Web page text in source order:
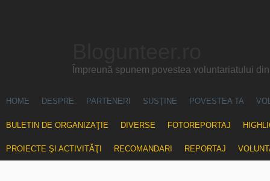
Împreună spunem povestea voluntariatului
HOME DESPRE PARTENERI SUSŢINE POVESTEA TA
BULETIN DE ORGANIZAŢIE DIVERSE FOTOREPORTAJ
PROIECTE ŞI ACTIVITĂŢI RECOMANDARI REPORTAJ